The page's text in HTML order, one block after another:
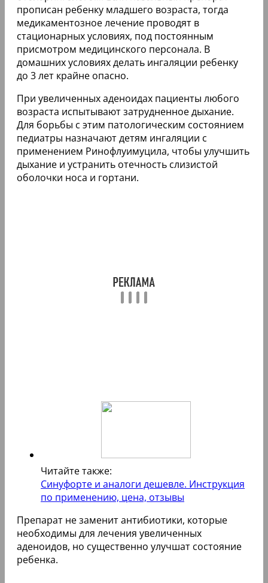
прописан ребенку младшего возраста, тогда
медикаментозное лечение проводят в
стационарных условиях, под постоянным
присмотром медицинского персонала. В
домашних условиях делать ингаляции ребенку
до 3 лет крайне опасно.
При увеличенных аденоидах пациенты любого
возраста испытывают затрудненное дыхание.
Для борьбы с этим патологическим состоянием
педиатры назначают детям ингаляции с
применением Ринофлуимуцила, чтобы улучшить
дыхание и устранить отечность слизистой
оболочки носа и гортани.
Читайте также:
Синуфорте и аналоги дешевле. Инструкция
по применению, цена, отзывы
Препарат не заменит антибиотики, которые
необходимы для лечения увеличенных
аденоидов, но существенно улучшат состояние
ребенка.